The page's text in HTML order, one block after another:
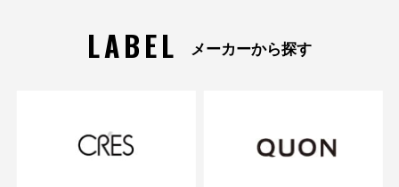
LABEL メーカーから探す